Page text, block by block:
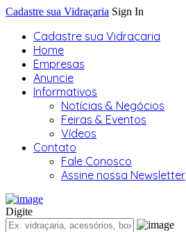
Cadastre sua Vidraçaria Sign In
Cadastre sua Vidraçaria
Home
Empresas
Anuncie
Informativos
Notícias & Negócios
Feiras & Eventos
Vídeos
Contato
Fale Conosco
Assine nossa Newsletter
Digite